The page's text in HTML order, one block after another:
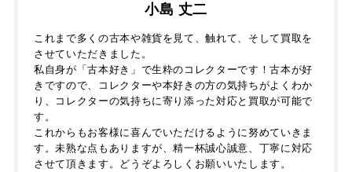
小島 丈二
これまで多くの古本や雑貨を見て、触れて、そして買取を
させていただきました。
私自身が「古本好き」で生粋のコレクターです！古本が好
きですので、コレクターや本好きの方の気持ちがよくわか
り、コレクターの気持ちに寄り添った対応と買取が可能で
す。
これからもお客様に喜んでいただけるように努めていきま
す。未熟な点もありますが、精一杯誠心誠意、丁寧に対応
させて頂きます。どうぞよろしくお願いいたします。